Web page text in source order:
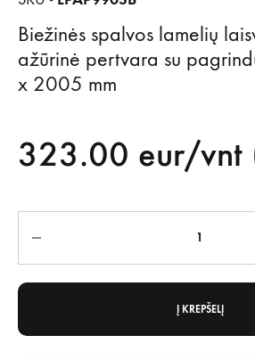
Biežinės spalvos lamelių
ažūrinė pertvara su
x 2005 mm
323.00 eur/vnt
Į KREPŠELĮ